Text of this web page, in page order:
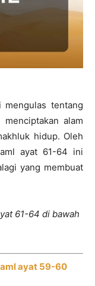
tentang
alam
hidup. Oleh
ayat 61-64 ini
yang membuat
61-64 di bawah
ayat 59-60